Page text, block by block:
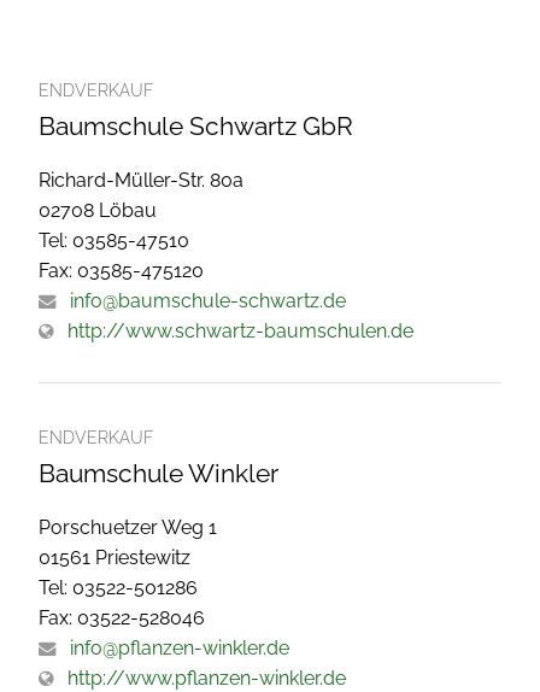
ENDVERKAUF
Baumschule Schwartz GbR
Richard-Müller-Str. 80a
02708 Löbau
Tel: 03585-47510
Fax: 03585-475120
info@baumschule-schwartz.de
http://www.schwartz-baumschulen.de
ENDVERKAUF
Baumschule Winkler
Porschuetzer Weg 1
01561 Priestewitz
Tel: 03522-501286
Fax: 03522-528046
info@pflanzen-winkler.de
http://www.pflanzen-winkler.de